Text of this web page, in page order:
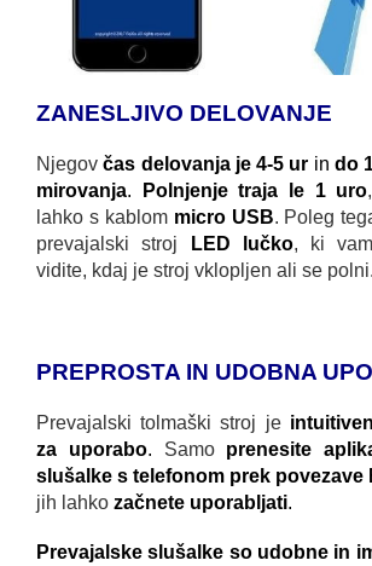
ZANESLJIVO DELOVANJE
Njegovčas delovanja je 4-5 ur in do
mirovanja. Polnjenje traja le 1 uro
lahko s kablom micro USB. Poleg
prevajalski stroj
LED lučko, ki
vidite, kdaj je stroj vklopljen ali se polni.
PREPROSTA IN UDOBNA
Prevajalski tolmaški stroj je
za uporabo. Samo prenesite
slušalke s telefonom prek povezave
jih lahko začnete uporabljati.
Prevajalske slušalke so udobne in